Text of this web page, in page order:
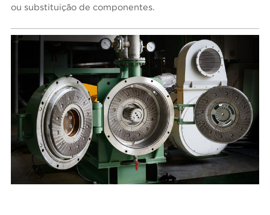
ou substituição de componentes.